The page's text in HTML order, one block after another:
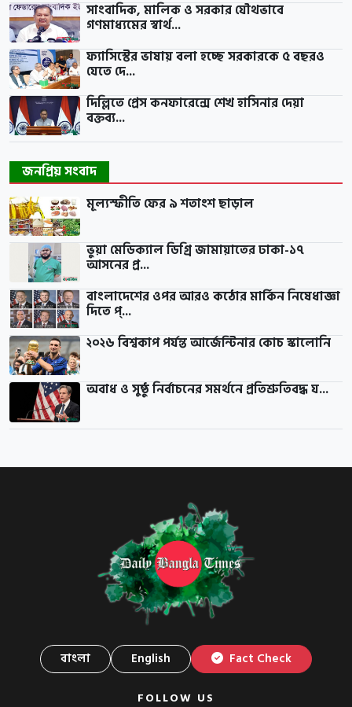
সাংবাদিক, মালিক ও সরকার যৌথভাবে
গণমাধ্যমের স্বার্থ...
ফ্যাসিস্টের ভাষায় বলা হচ্ছে সরকারকে ৫ বছরও
যেতে দে...
দিল্লিতে প্রেস কনফারেন্সে শেখ হাসিনার দেয়া
বক্তব্য...
জনপ্রিয় সংবাদ
মূল্যস্ফীতি ফের ৯ শতাংশ ছাড়াল
ভুয়া মেডিক্যাল ডিগ্রি জামায়াতের ঢাকা-১৭
আসনের প্র...
বাংলাদেশের ওপর আরও কঠোর মার্কিন নিষেধাজ্ঞা
দিতে প্...
২০২৬ বিশ্বকাপ পর্যন্ত আর্জেন্টিনার কোচ স্কালোনি
অবাধ ও সুষ্ঠু নির্বাচনের সমর্থনে প্রতিশ্রুতিবদ্ধ য...
বাংলা English Fact Check
FOLLOW US